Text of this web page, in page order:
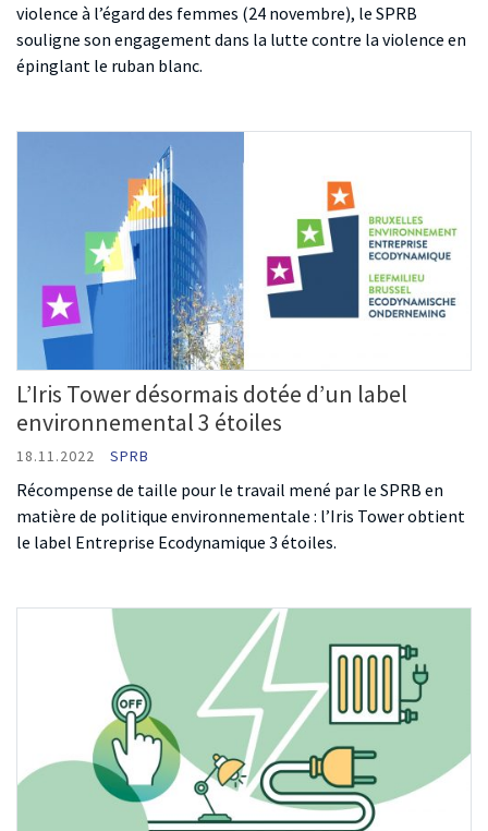
violence à l’égard des femmes (24 novembre), le SPRB
souligne son engagement dans la lutte contre la violence en
épinglant le ruban blanc.
L’Iris Tower désormais dotée d’un label
environnemental 3 étoiles
18.11.2022 SPRB
Récompense de taille pour le travail mené par le SPRB en
matière de politique environnementale : l’Iris Tower obtient
le label Entreprise Ecodynamique 3 étoiles.